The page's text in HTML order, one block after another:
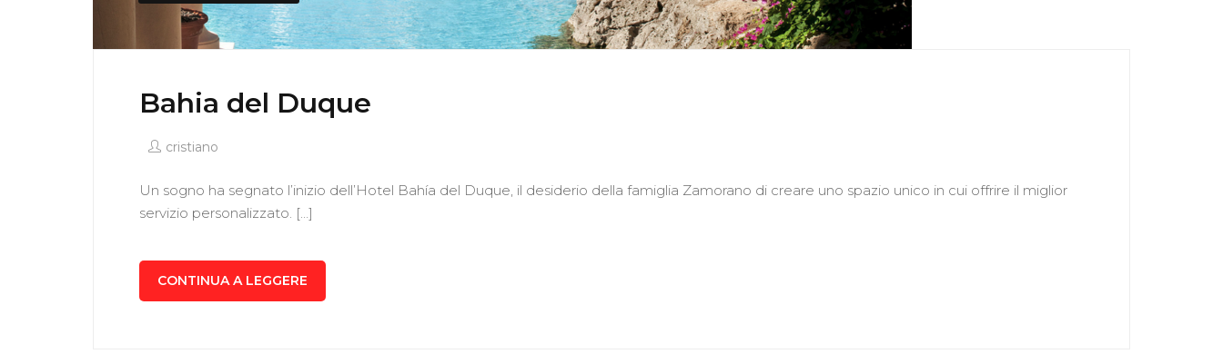
Bahia del Duque
cristiano
Un sogno ha segnato l’inizio dell’Hotel Bahía del Duque, il desiderio della famiglia Zamorano di creare uno spazio unico in cui offrire il miglior
servizio personalizzato. […]
CONTINUA A LEGGERE